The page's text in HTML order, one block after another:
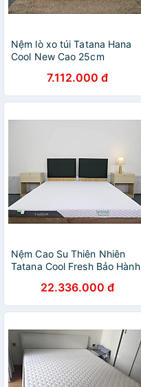
Nệm lò xo túi Tatana Hana
Cool New Cao 25cm
7.112.000 đ
Nệm Cao Su Thiên Nhiên
Tatana Cool Fresh Bảo Hành
22.336.000 đ